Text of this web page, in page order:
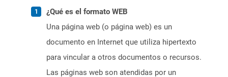
¿Qué es el formato WEB
Una página web (o página web) es un
documento en Internet que utiliza hipertexto
para vincular a otros documentos o recursos.
Las páginas web son atendidas por un